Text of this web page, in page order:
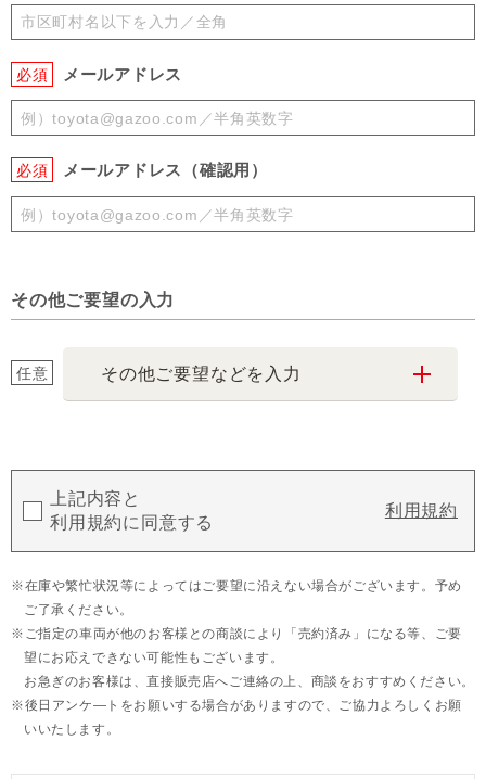
必須 メールアドレス
必須 メールアドレス（確認用）
その他ご要望の入力
任意 その他ご要望などを入力
上記内容と
利用規約に同意する
利用規約
在庫や繁忙状況等によってはご要望に沿えない場合がございます。予め
ご了承ください。
ご指定の車両が他のお客様との商談により「売約済み」になる等、ご要
望にお応えできない可能性もございます。
お急ぎのお客様は、直接販売店へご連絡の上、商談をおすすめください。
後日アンケ―トをお願いする場合がありますので、ご協力よろしくお願
いいたします。